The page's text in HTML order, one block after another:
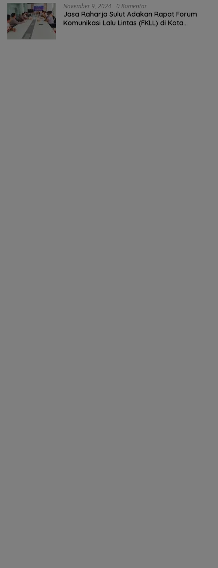
November 9, 2024 0 Komentar
Jasa Raharja Sulut Adakan Rapat Forum
Komunikasi Lalu Lintas (FKLL) di Kota